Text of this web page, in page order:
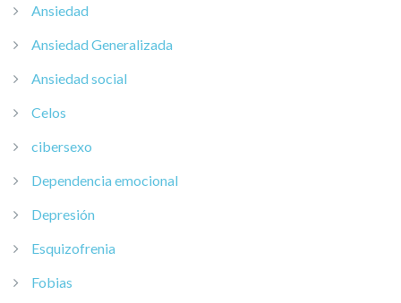
Ansiedad
Ansiedad Generalizada
Ansiedad social
Celos
cibersexo
Dependencia emocional
Depresión
Esquizofrenia
Fobias